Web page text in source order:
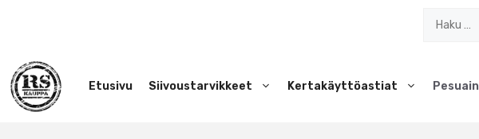
Etusivu Siivoustarvikkeet Kertakäyttöastiat